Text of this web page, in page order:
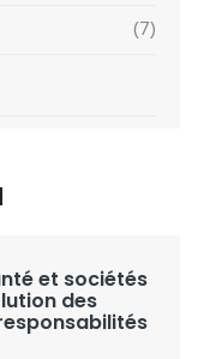
(7)
et sociétés
des